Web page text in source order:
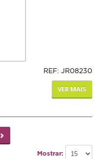
REF: JR08230
VER MAIS
Mostrar: